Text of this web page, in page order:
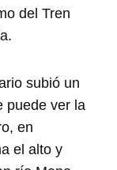
del Tren
subió un
puede ver la
en
el alto y